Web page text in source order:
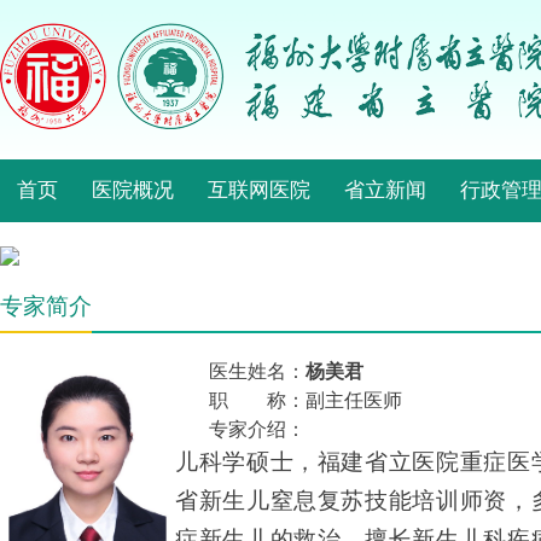
首页 医院概况 互联网医院 省立新闻 行政管理
专家简介
医生姓名： 杨美君
职 称：副主任医师
专家介绍：
儿科学硕士，福建省立医院重症
省新生儿窒息复苏技能培训师资，